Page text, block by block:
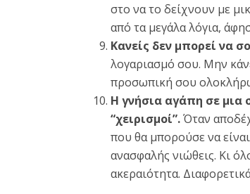
στο να το δείχνουν με
από τα μεγάλα λόγια,
Κανείς δεν μπορεί να
λογαριασμό σου. Μην
προσωπική σου
Η γνήσια αγάπη σε μια
“χειρισμοί”.Όταν
που θα μπορούσε να
ανασφαλής νιώθεις. Κι
ακεραιότητα.